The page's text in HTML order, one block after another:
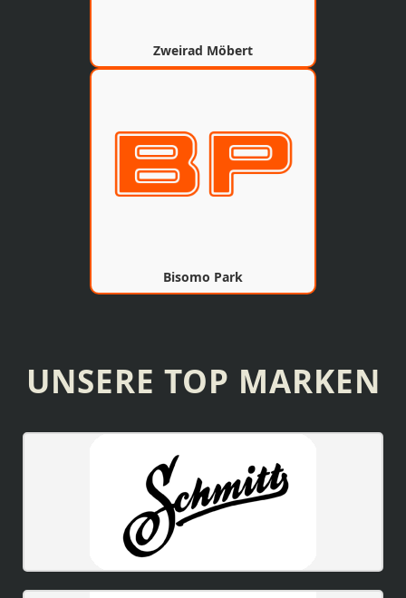
Zweirad Möbert
Bisomo Park
UNSERE TOP MARKEN